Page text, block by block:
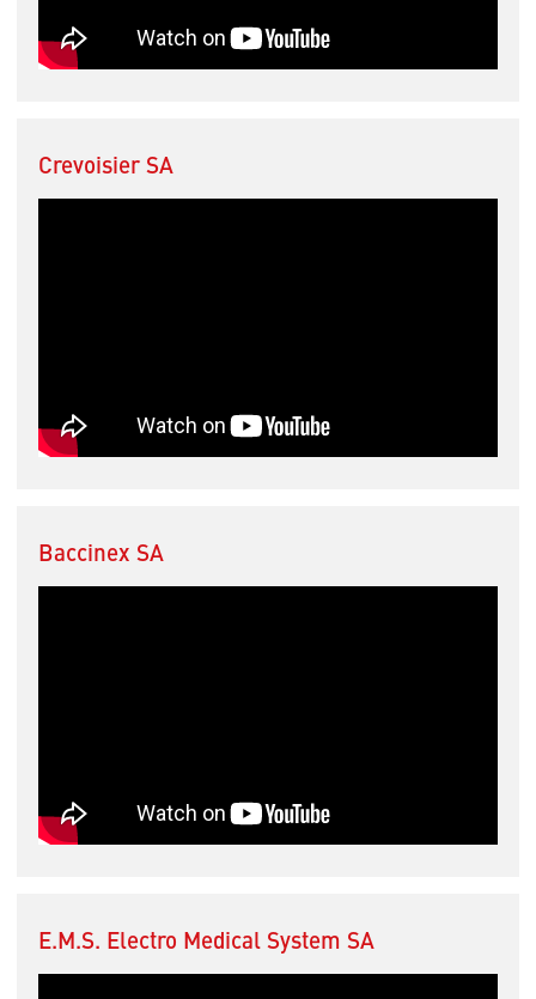
Crevoisier SA
Baccinex SA
E.M.S. Electro Medical System SA